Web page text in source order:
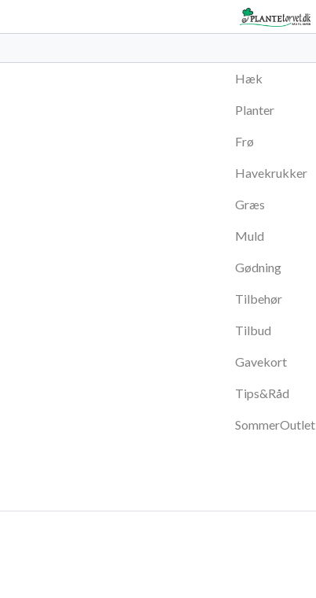
Hæk
Planter
Frø
Havekrukker
Græs
Muld
Gødning
Tilbehør
Tilbud
Gavekort
Tips&Råd
SommerOutlet